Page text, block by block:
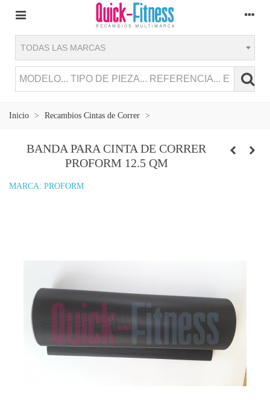
TODAS LAS MARCAS
Inicio > Recambios Cintas de Correr >
BANDA PARA CINTA DE CORRER
PROFORM 12.5 QM
MARCA: PROFORM